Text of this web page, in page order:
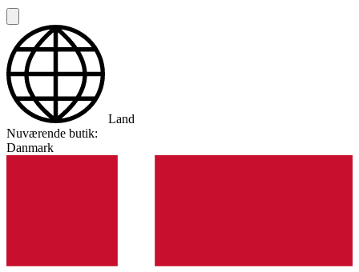
Land
Nuværende butik:
Danmark